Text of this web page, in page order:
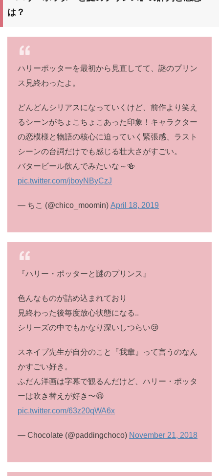
は？
ハリーポッターを最初から見直してて、謎のプリン
ス見終わったよ。
どんどんシリアスになっていくけど、前作より笑え
るシーンがちょこちょこあった印象！キャラクター
の恋模様と物語の核心に迫っていく緊張感、ラスト
シーンの台詞だけでも感じる壮大さがすごい。
バタービール飲んでみたいな～🍻
pic.twitter.com/jboyNByCzJ
— ちこ (@chico_moomin) April 18, 2019
『ハリー・ポッターと謎のプリンス』
色んなものが詰め込まれており
見終わった後毎度放心状態になる..
シリーズの中でもかなり深いしつらい😢
スネイプ先生が自分のこと『我輩』って言うのなん
かすごい好き。
ふだん洋画は字幕で観るんだけど、ハリー・ポッタ
ーは吹き替えが好き〜😆
pic.twitter.com/63z20qWA6x
— Chocolate (@paddingchoco) November 21, 2018